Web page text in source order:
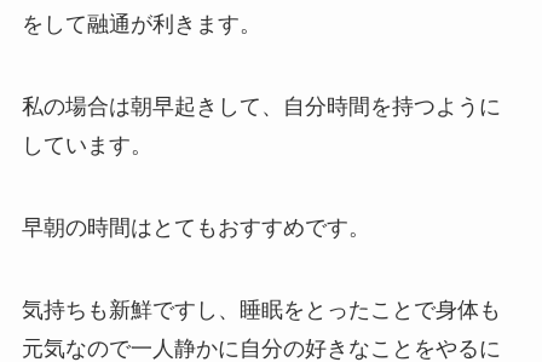
をして融通が利きます。
私の場合は朝早起きして、自分時間を持つように
しています。
早朝の時間はとてもおすすめです。
気持ちも新鮮ですし、睡眠をとったことで身体も
元気なので一人静かに自分の好きなことをやるに